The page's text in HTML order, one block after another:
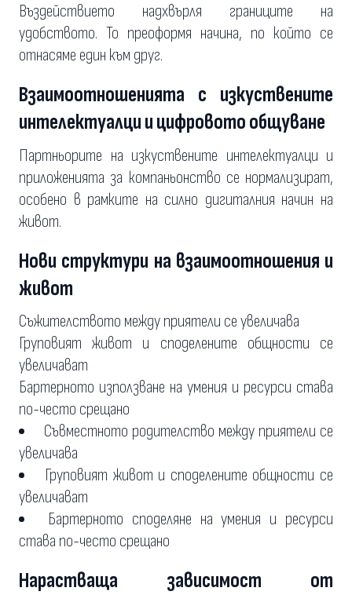
Въздействието надхвърля границите на
удобството. То преоформя начина, по който се
отнасяме един към друг.
Взаимоотношенията с изкуствените
интелектуалци и цифровото общуване
Партньорите на изкуствените интелектуалци и
приложенията за компаньонство се нормализират,
особено в рамките на силно дигиталния начин на
живот.
Нови структури на взаимоотношения и
живот
Съжителството между приятели се увеличава
Груповият живот и споделените общности се
увеличават
Бартерното използване на умения и ресурси става
по-често срещано
Съвместното родителство между приятели се
увеличава
Груповият живот и споделените общности се
увеличават
Бартерното споделяне на умения и ресурси
става по-често срещано
Нарастваща зависимост от